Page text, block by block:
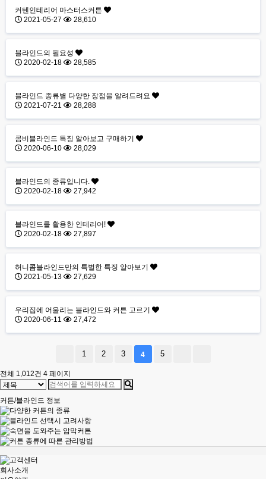
커텐인테리어 마스터스커튼
2021-05-27
28,610
블라인드의 필요성
2020-02-18
28,585
블라인드 종류별 다양한 장점을 알려드려요
2021-07-21
28,288
콤비블라인드 특징 알아보고 구매하기
2020-06-10
28,029
블라인드의 종류입니다.
2020-02-18
27,942
블라인드를 활용한 인테리어!
2020-02-18
27,897
허니콤블라인드만의 특별한 특징 알아보기
2021-05-13
27,629
우리집에 어울리는 블라인드와 커튼 고르기
2020-06-11
27,472
1 2 3 4 5
전체 1,012건 4 페이지
커튼/블라인드 정보
회사소개